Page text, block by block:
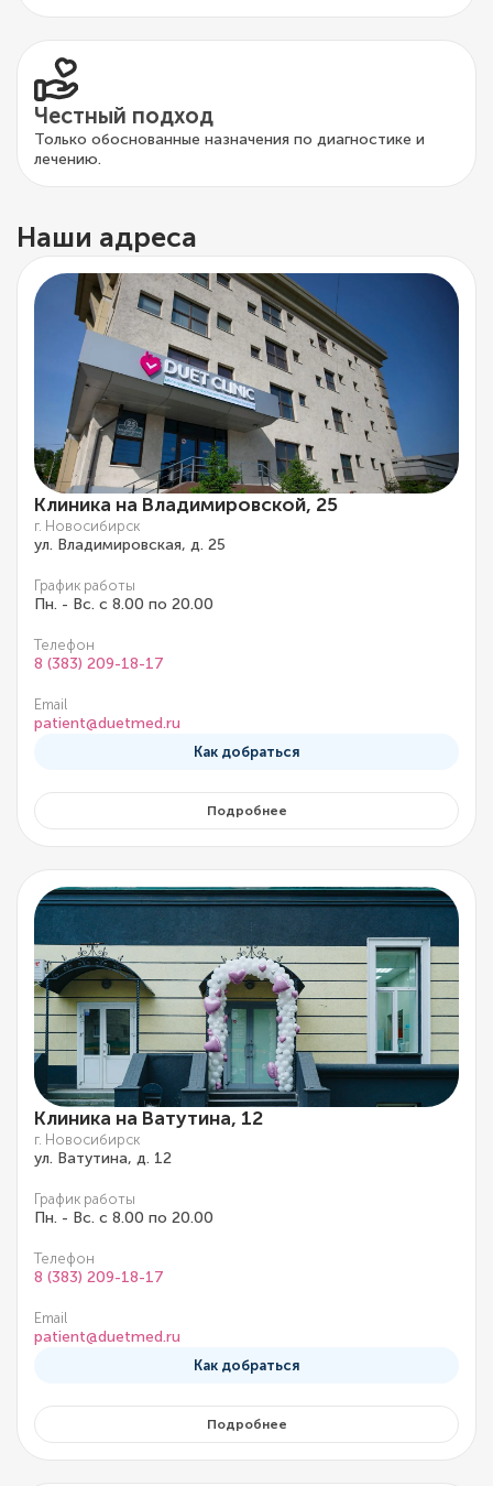
Честный подход
Только обоснованные назначения по диагностике и
лечению.
Наши адреса
Клиника на Владимировской, 25
г. Новосибирск
ул. Владимировская, д. 25
График работы
Пн. - Вс. с 8.00 по 20.00
Телефон
8 (383) 209-18-17
Email
patient@duetmed.ru
Как добраться
Подробнее
Клиника на Ватутина, 12
г. Новосибирск
ул. Ватутина, д. 12
График работы
Пн. - Вс. с 8.00 по 20.00
Телефон
8 (383) 209-18-17
Email
patient@duetmed.ru
Как добраться
Подробнее